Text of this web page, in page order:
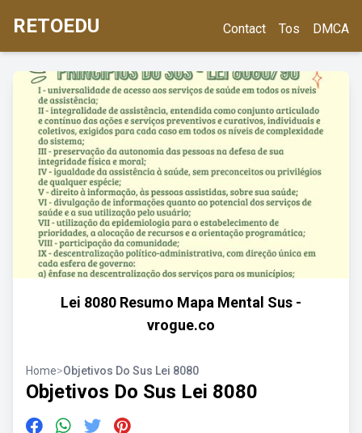
RETOEDU Contact Tos DMCA
Lei 8080 Resumo Mapa Mental Sus -
vrogue.co
Home>Objetivos Do Sus Lei 8080
Objetivos Do Sus Lei 8080